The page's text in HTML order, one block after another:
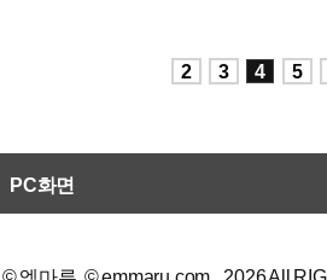
2 3 4 5
PC화면